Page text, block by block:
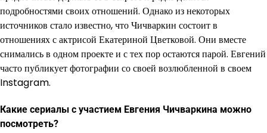
подробностями своих отношений. Однако из некоторых
источников стало известно, что Чичваркин состоит в
отношениях с актрисой Екатериной Цветковой. Они вместе
снимались в одном проекте и с тех пор остаются парой. Евгений
часто публикует фотографии со своей возлюбленной в своем
Instagram.
Какие сериалы с участием Евгения Чичваркина можно
посмотреть?